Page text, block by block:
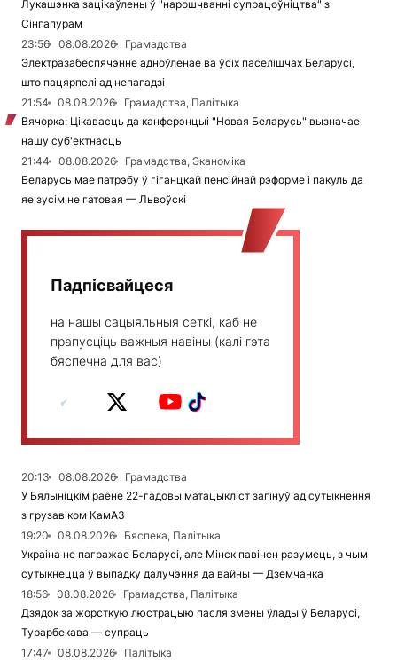
Лукашэнка зацікаўлены ў "нарошчванні супрацоўніцтва" з
Сінгапурам
23:56
08.08.2026
Грамадства
Электразабеспячэнне адноўленае ва ўсіх паселішчах Беларусі,
што пацярпелі ад непагадзі
21:54
08.08.2026
Грамадства, Палітыка
Вячорка: Цікавасць да канферэнцыі "Новая Беларусь" вызначае
нашу суб'ектнасць
21:44
08.08.2026
Грамадства, Эканоміка
Беларусь мае патрэбу ў гіганцкай пенсійнай рэформе і пакуль да
яе зусім не гатовая — Львоўскі
Падпісвайцеся
на нашы сацыяльныя сеткі, каб не
прапусціць важныя навіны (калі гэта
бяспечна для вас)
20:13 08.08.2026
Грамадства
У Бялыніцкім раёне 22-гадовы матацыкліст загінуў ад сутыкнення
з грузавіком КамАЗ
19:20
08.08.2026
Бяспека, Палітыка
Украіна не пагражае Беларусі, але Мінск павінен разумець, з чым
сутыкнецца ў выпадку далучэння да вайны — Дземчанка
18:56
08.08.2026
Грамадства, Палітыка
Дзядок за жорсткую люстрацыю пасля змены ўлады ў Беларусі,
Турарбекава — супраць
17:47
08.08.2026
Палітыка